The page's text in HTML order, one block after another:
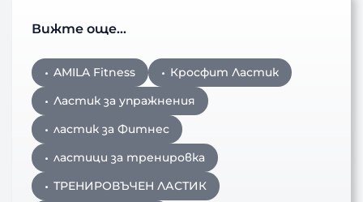
Вижте още…
AMILA Fitness
Кросфит Ластик
Ластик за упражнения
ластик за Фитнес
ластици за тренировка
ТРЕНИРОВЪЧЕН ЛАСТИК